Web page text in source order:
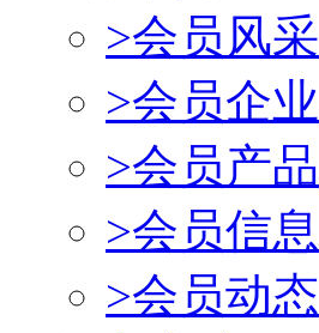
>会员风采
>会员企业
>会员产品
>会员信息
>会员动态